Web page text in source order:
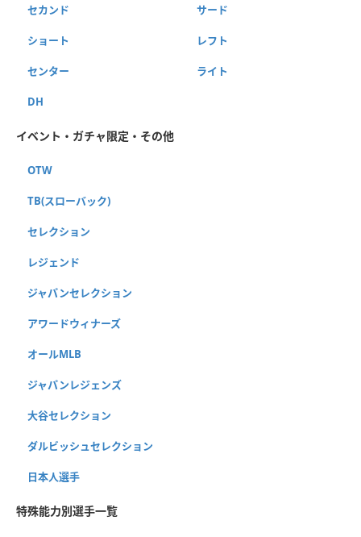
セカンド サード
ショート レフト
センター ライト
DH
イベント・ガチャ限定・その他
OTW
TB(スローバック)
セレクション
レジェンド
ジャパンセレクション
アワードウィナーズ
オールMLB
ジャパンレジェンズ
大谷セレクション
ダルビッシュセレクション
日本人選手
特殊能力別選手一覧